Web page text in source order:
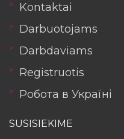
Kontaktai
Darbuotojams
Darbdaviams
Registruotis
Робота в Україні
SUSISIEKIME